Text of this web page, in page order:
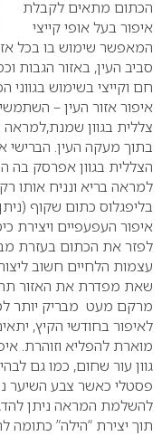
הכתום מתאים לקבלת
איפור בעל אופי קייצי
המאפשר שימוש בו בכל
סביב העין, באזור הגבות
חם וקייצי בשימוש
איפור אזור העין –
צללית בגוון שמנת,למראה
בתוך מעקה העין.
הצללית בגוון אפרסק בה
למראה בריא ונניח אותו
בליפגלוס כתום שקוף
איפור העפעפיים ויצירת
לפזר את הכתום בעזרת
עצמות הלחיים חשוב
שאת מפדרת את האזור
מרקם מעט מבריק יותר
לאיפור בחודשי הקיץ,
מוארת להפליא וזוהרת.
גוון עור שחום, כמו גם
פסטלי כאשר צבע השיער
להשלמת המראה ניתן
תוך יצירת “הילה”